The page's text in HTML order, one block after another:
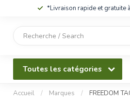
*Livraison rapide et gratuite
Toutes les catégories
Accueil / Marques / FREEDOM